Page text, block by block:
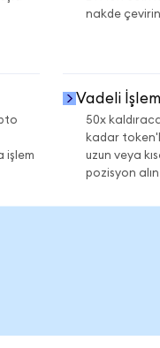
nakde
işlem
Vadeli
50x
kadar
uzun veya
pozisyon